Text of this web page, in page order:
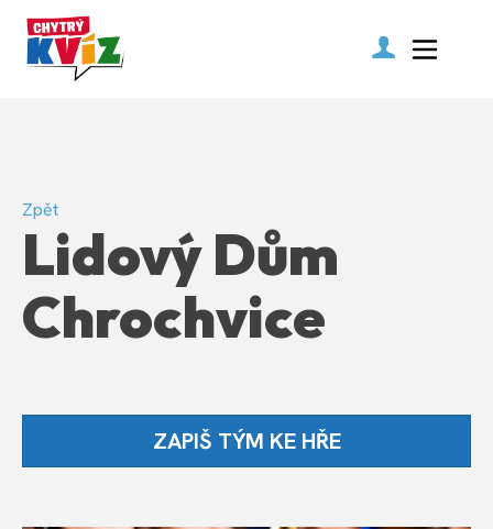
Zpět
Lidový Dům
Chrochvice
ZAPIŠ TÝM KE HŘE